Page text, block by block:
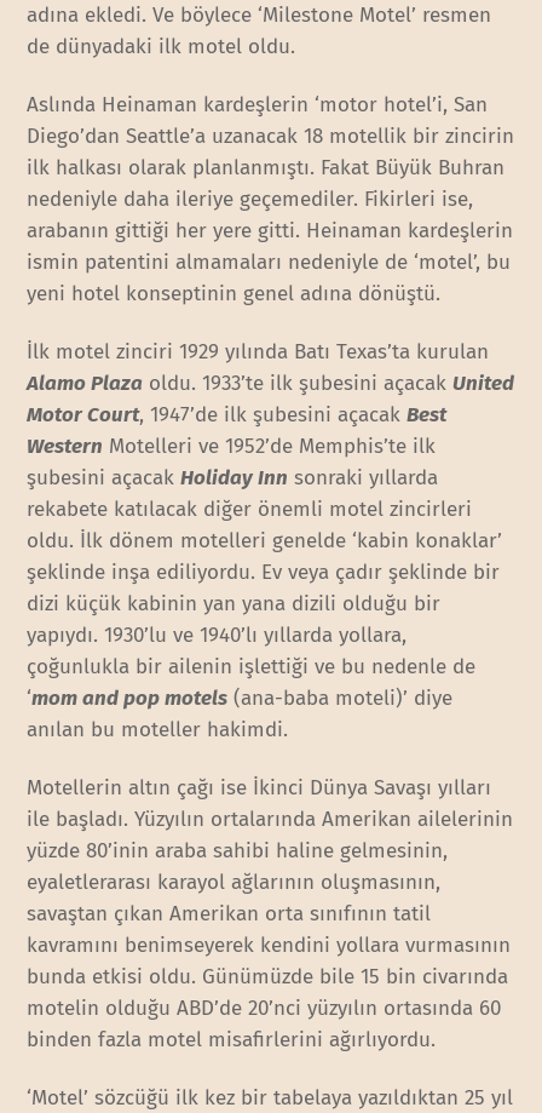
adına ekledi. Ve böylece ‘Milestone Motel’ resmen
de dünyadaki ilk motel oldu.
Aslında Heinaman kardeşlerin ‘motor hotel’i, San
Diego’dan Seattle’a uzanacak 18 motellik bir zincirin
ilk halkası olarak planlanmıştı. Fakat Büyük Buhran
nedeniyle daha ileriye geçemediler. Fikirleri ise,
arabanın gittiği her yere gitti. Heinaman kardeşlerin
ismin patentini almamaları nedeniyle de ‘motel’, bu
yeni hotel konseptinin genel adına dönüştü.
İlk motel zinciri 1929 yılında Batı Texas’ta kurulan
Alamo Plaza oldu. 1933’te ilk şubesini açacakUnited
Motor Court, 1947’de ilk şubesini açacakBest
Western Motelleri ve 1952’de Memphis’te ilk
şubesini açacakHoliday Inn sonraki yıllarda
rekabete katılacak diğer önemli motel zincirleri
oldu. İlk dönem motelleri genelde ‘kabin konaklar’
şeklinde inşa ediliyordu. Ev veya çadır şeklinde bir
dizi küçük kabinin yan yana dizili olduğu bir
yapıydı. 1930’lu ve 1940’lı yıllarda yollara,
çoğunlukla bir ailenin işlettiği ve bu nedenle de
‘mom and pop motels (ana-baba moteli)’ diye
anılan bu moteller hakimdi.
Motellerin altın çağı ise İkinci Dünya Savaşı yılları
ile başladı. Yüzyılın ortalarında Amerikan ailelerinin
yüzde 80’inin araba sahibi haline gelmesinin,
eyaletlerarası karayol ağlarının oluşmasının,
savaştan çıkan Amerikan orta sınıfının tatil
kavramını benimseyerek kendini yollara vurmasının
bunda etkisi oldu. Günümüzde bile 15 bin civarında
motelin olduğu ABD’de 20’nci yüzyılın ortasında 60
binden fazla motel misafirlerini ağırlıyordu.
‘Motel’ sözcüğü ilk kez bir tabelaya yazıldıktan 25 yıl